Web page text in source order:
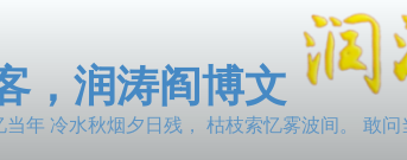
，润涛阎博文
当年 冷水秋烟夕日残， 枯枝索忆雾波间。